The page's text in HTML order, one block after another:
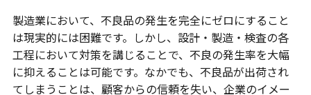
製造業において、不良品の発生を完全にゼロにすること
は現実的には困難です。しかし、設計・製造・検査の各
工程において対策を講じることで、不良の発生率を大幅
に抑えることは可能です。なかでも、不良品が出荷され
てしまうことは、顧客からの信頼を失い、企業のイメー